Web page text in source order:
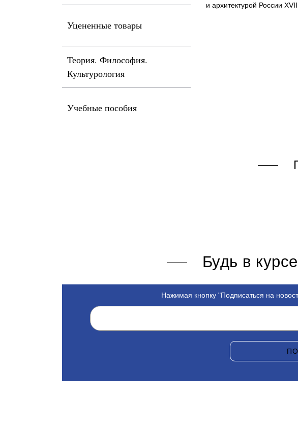
Уцененные товары
Теория. Философия.
Культурология
Учебные пособия
и архитектурой России
Будь в
Нажимая кнопку "Подписаться на